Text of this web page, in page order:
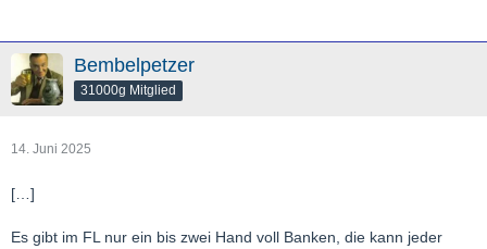
Bembelpetzer
31000g Mitglied
14. Juni 2025
[…]
Es gibt im FL nur ein bis zwei Hand voll Banken, die kann jeder